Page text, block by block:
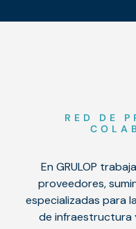
RED DE
En GRULOP
proveedores,
especializadas para
de infraestructura